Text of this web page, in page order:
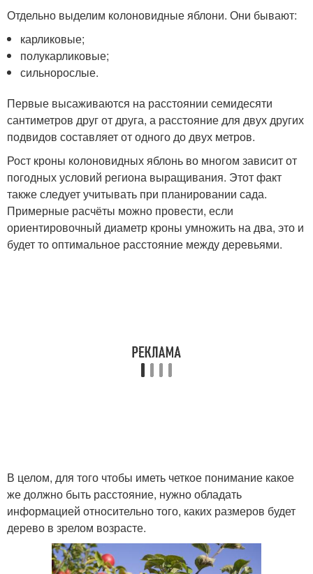
Отдельно выделим колоновидные яблони. Они бывают:
карликовые;
полукарликовые;
сильнорослые.
Первые высаживаются на расстоянии семидесяти
сантиметров друг от друга, а расстояние для двух других
подвидов составляет от одного до двух метров.
Рост кроны колоновидных яблонь во многом зависит от
погодных условий региона выращивания. Этот факт
также следует учитывать при планировании сада.
Примерные расчёты можно провести, если
ориентировочный диаметр кроны умножить на два, это и
будет то оптимальное расстояние между деревьями.
В целом, для того чтобы иметь четкое понимание какое
же должно быть расстояние, нужно обладать
информацией относительно того, каких размеров будет
дерево в зрелом возрасте.